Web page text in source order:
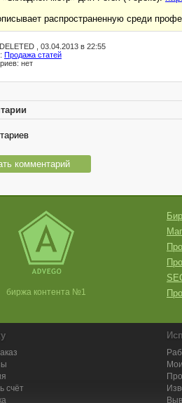
распространенную среди
, 03.04.2013 в 22:55
Продажа статей
нет
комментарий
биржа контента №1
счёт